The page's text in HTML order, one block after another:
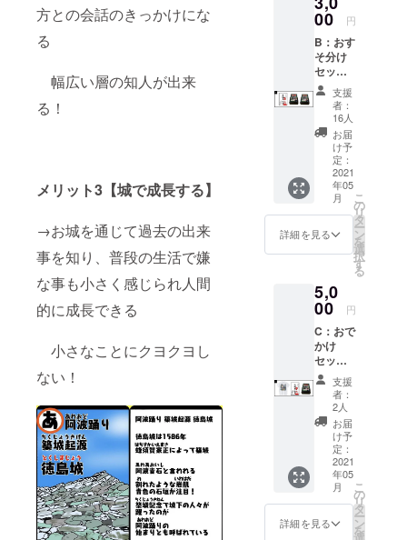
方との会話のきっかけにな
る
幅広い層の知人が出来
る！
メリット3【城で成長する】
→お城を通じて過去の出来
事を知り、普段の生活で嫌
な事も小さく感じられ人間
的に成長できる
小さなことにクヨクヨし
ない！
次第お
送りい
たしま
す。 ＊
送料
込、国
内にお
住いの
方に限
ります
＊ナン
バリン
グはリ
ターン
登録順
となり
00 円
B：おす
そ分け
セット
【3,000
円】
①【お
城カル
タ】
（限定
ナンバ
リング
入）ｘ2
個
②【お
城カル
タ】完
カード
ｘ1枚
上記①
を2個に
加え
て、特
別カー
ド「②
城カル
タ・完
成記念
カー
ド」を
SETい
たしま
す。 ＊
送料
支援
者：
16人
お届
け予
定：
2021
年05
月
詳細を見る
こ
の
リ
タ
ー
ン
を
選
択
す
る
5,0
00 円
C：おで
かけ
セット
【5,000
円】
①【お
城カル
タ】
（限定
ナンバ
リング
入）ｘ1
個
②【お
城カル
支援
者：
2人
お届
け予
定：
2021
年05
月
詳細を見る
こ
の
リ
タ
ー
ン
を